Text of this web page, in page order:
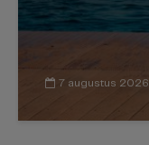
7 augustus 2026